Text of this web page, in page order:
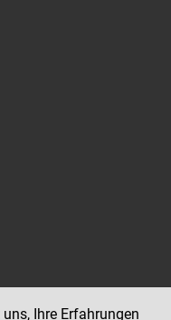
Ihre Erfahrungen